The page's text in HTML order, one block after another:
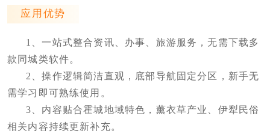
应用优势
1、一站式整合资讯、办事、旅游服务，无需下载多
款同城类软件。
2、操作逻辑简洁直观，底部导航固定分区，新手无
需学习即可熟练使用。
3、内容贴合霍城地域特色，薰衣草产业、伊犁民俗
相关内容持续更新补充。